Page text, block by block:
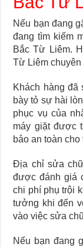
Nếu bạn đang
đang tìm kiếm
Bắc Từ Liêm.
Từ Liêm
Khách hàng
bày tỏ sự hài
phục vụ của
máy giặt được
bảo an toàn
Địa chỉ sửa
được đánh giá
chi phí phụ trội
tưởng khi đến
vào việc sửa
Nếu bạn đang